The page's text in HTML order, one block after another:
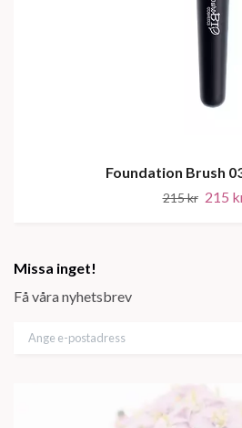
Missa inget!
Få våra nyhetsbrev
Foundation Brush
215 kr 215